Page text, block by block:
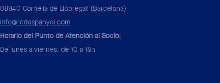
08940 Cornellà de Llobregat (Barcelona)
info@rcdespanyol.com
Horario del Punto de Atención al Socio:
De lunes a viernes, de 10 a 18h